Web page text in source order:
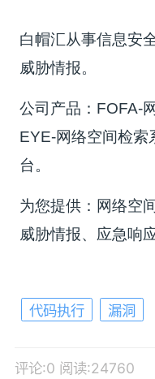
白帽汇从事信息安
威胁情报。
公司产品：FOFA-
EYE-网络空间检索
台。
为您提供：网络空
威胁情报、应急响
代码执行 漏洞
评论:0 阅读:24760